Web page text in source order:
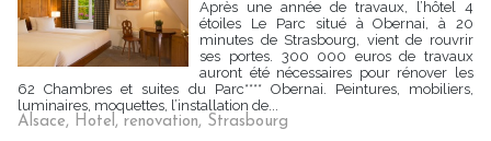
Après une année de travaux, l’hôtel 4
étoiles Le Parc situé à Obernai, à 20
minutes de Strasbourg, vient de rouvrir
ses portes. 300 000 euros de travaux
auront été nécessaires pour rénover les
62 Chambres et suites du Parc**** Obernai. Peintures, mobiliers,
luminaires, moquettes, l’installation de...
Alsace, Hotel, renovation, Strasbourg